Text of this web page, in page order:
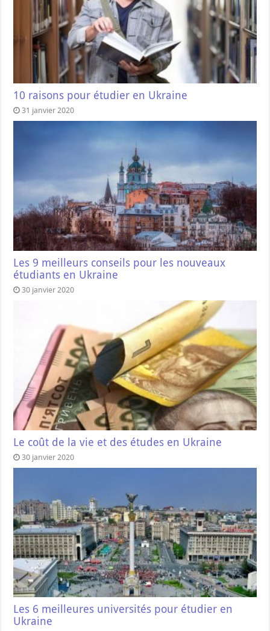
10 raisons pour étudier en Ukraine
31 janvier 2020
Les 9 meilleurs conseils pour les nouveaux
étudiants en Ukraine
30 janvier 2020
Le coût de la vie et des études en Ukraine
30 janvier 2020
Les 6 meilleures universités pour étudier en
Ukraine